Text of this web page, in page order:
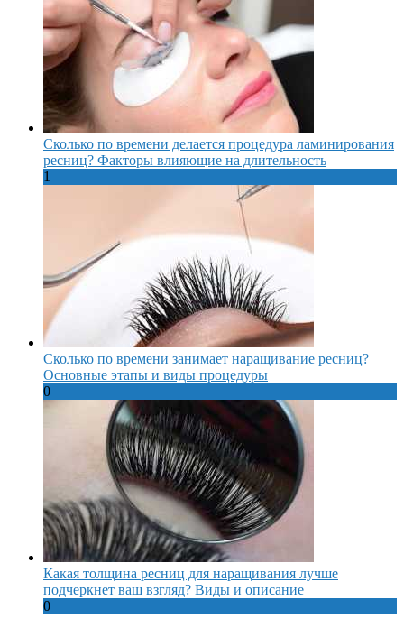
Сколько по времени делается процедура ламинирования
ресниц? Факторы влияющие на длительность
1
Сколько по времени занимает наращивание ресниц?
Основные этапы и виды процедуры
0
Какая толщина ресниц для наращивания лучше
подчеркнет ваш взгляд? Виды и описание
0